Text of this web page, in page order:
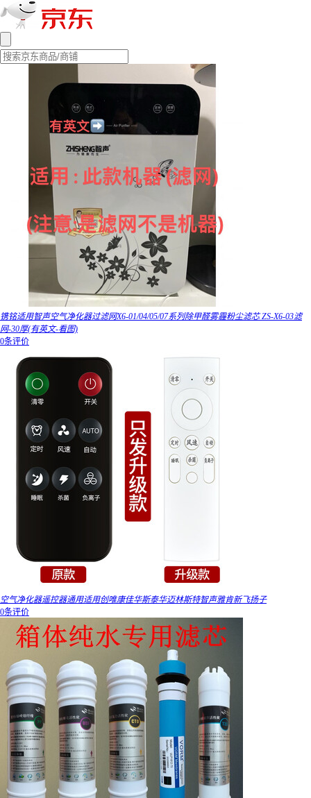
镌铭适用智声空气净化器过滤网X6-01/04/05/07系列除甲醛雾霾粉尘滤芯 ZS-X6-03滤
网-30厚(有英文-看图)
0条评价
空气净化器遥控器通用适用创唯康佳华斯泰华迈林斯特智声雅肯新飞扬子
0条评价